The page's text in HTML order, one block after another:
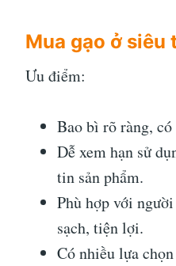
Mua gạo ở siêu
Ưu điểm:
Bao bì rõ ràng,
Dễ xem hạn sử
tin sản phẩm.
Phù hợp với
sạch, tiện lợi.
Có nhiều lựa